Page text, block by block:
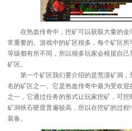
在热血传奇中，挖矿可以获取大量的
常重要的。游戏中的矿区很多，每个矿区所
等级都有所不同，所以很多玩家会根据自
矿区。
第一个矿区我们要介绍的是荒漠矿洞
名的矿区之一。它是热血传奇中最为受欢
之一，它通过任务的形式让玩家挖矿，可
矿洞铁石硬度普遍较高，所以在挖矿的过
装备。